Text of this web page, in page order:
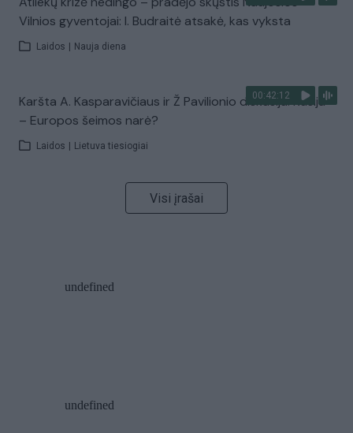
Vilnios gyventojai: I. Budraitė atsakė, kas vyksta
Laidos Nauja diena
00:42:12
Karšta A. Kasparavičiaus ir Ž Pavilionio diskusija: Rusija
– Europos šeimos narė?
Laidos Lietuva tiesiogiai
Visi įrašai